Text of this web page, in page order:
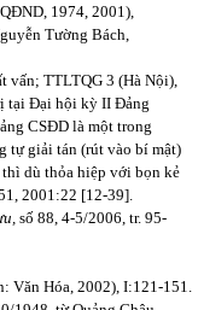
1974, 2001),
Tường Bách,
vấn; TTLTQG 3 (Hà Nội),
tại Đại hội kỳ II Đảng
CSĐD là một trong
tự giải tán (rút vào bí mật)
thì dù thỏa hiệp với bọn kẻ
2001:22 [12-39].
số 88, 4-5/2006, tr. 95-
Văn Hóa, 2002), I:121-151.